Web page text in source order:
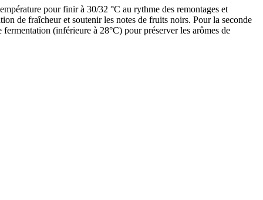
pour finir à 30/32 °C au rythme des remontages et
de fraîcheur et soutenir les notes de fruits noirs. Pour la seconde
(inférieure à 28°C) pour préserver les arômes de